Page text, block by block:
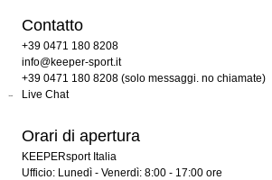
Contatto
+39 0471 180 8208
info@keeper-sport.it
+39 0471 180 8208 (solo messaggi. no chiamate)
Live Chat
Orari di apertura
KEEPERsport Italia
Ufficio: Lunedì - Venerdì: 8:00 - 17:00 ore